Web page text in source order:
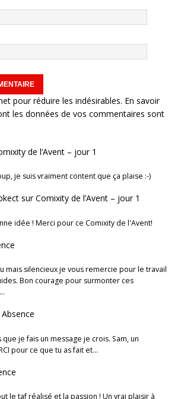
pour réduire les indésirables. En savoir
les données de vos commentaires sont
de l’Avent – jour 1
je suis vraiment content que ça plaise :-)
surComixity de l’Avent – jour 1
idée ! Merci pour ce Comixity de l'Avent!
mais silencieux je vous remercie pour le travail
Bon courage pour surmonter ces
Absence
je fais un message je crois. Sam, un
pour ce que tu as fait et…
le taf réalisé et la passion ! Un vrai plaisir à